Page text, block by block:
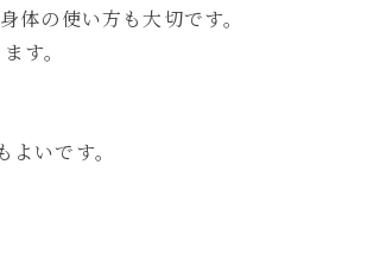
体の使い方も大切です。
す。
いです。